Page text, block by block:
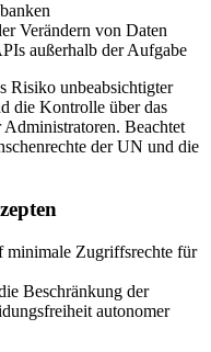
Verändern von Daten
außerhalb der Aufgabe
Risiko unbeabsichtigter
die Kontrolle über das
Beachtet
der UN und die
minimale Zugriffsrechte für
Beschränkung der
autonomer